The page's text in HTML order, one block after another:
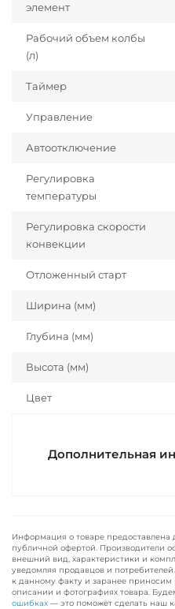
элемент
Рабочий объем колбы
(л)
Таймер
Управление
Автоотключение
Регулировка
температуры
Регулировка скорости
конвекции
Отложенный старт
Ширина (мм)
Глубина (мм)
Высота (мм)
Цвет
Дополнительная
Информация о товаре предоставлена
публичной офертой. Производители
внешний вид, характеристики и
уведомляя продавцов и
к данному факту и заранее
описании и фотографиях товара.
ошибках — это поможет сделать наш